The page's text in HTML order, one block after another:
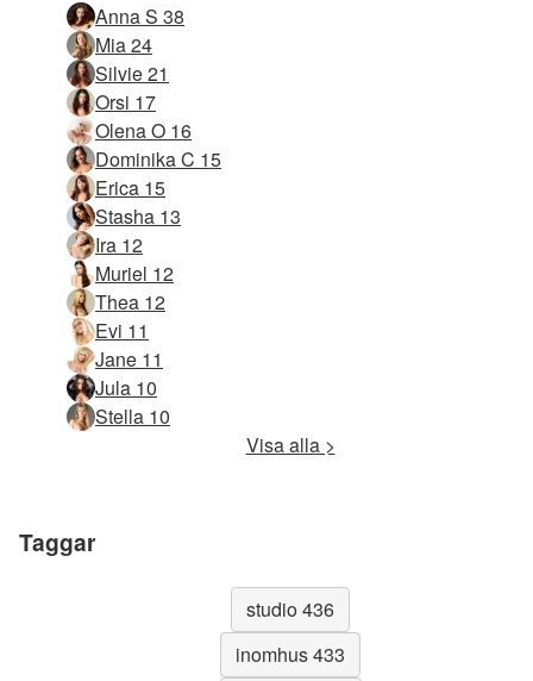
Anna S 38
Mia 24
Silvie 21
Orsi 17
Olena O 16
Dominika C 15
Erica 15
Stasha 13
Ira 12
Muriel 12
Thea 12
Evi 11
Jane 11
Jula 10
Stella 10
Visa alla >
Taggar
studio 436
inomhus 433